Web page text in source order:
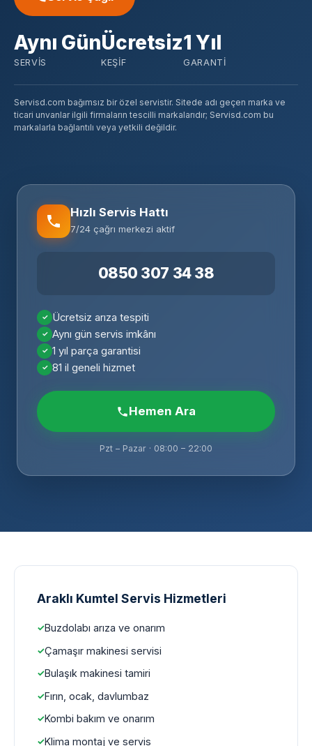
Aynı Gün
SERVIS
Ücretsiz
KEŞIF
1 Yıl
GARANTI
Servisd.com bağımsız bir özel servistir. Sitede adı geçen marka ve
ticari unvanlar ilgili firmaların tescilli markalarıdır; Servisd.com bu
markalarla bağlantılı veya yetkili değildir.
Hızlı Servis Hattı
7/24 çağrı merkezi aktif
0850 307 34 38
Ücretsiz arıza tespiti
Aynı gün servis imkânı
1 yıl parça garantisi
81 il geneli hizmet
Hemen Ara
Pzt – Pazar · 08:00 – 22:00
Araklı Kumtel Servis Hizmetleri
Buzdolabı arıza ve onarım
Çamaşır makinesi servisi
Bulaşık makinesi tamiri
Fırın, ocak, davlumbaz
Kombi bakım ve onarım
Klima montaj ve servis